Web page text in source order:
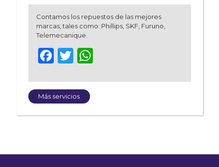
Contamos los repuestos de las mejores
marcas, tales como: Phillips, SKF, Furuno,
Telemecanique.
Facebook
Twitter
WhatsApp
Más servicios